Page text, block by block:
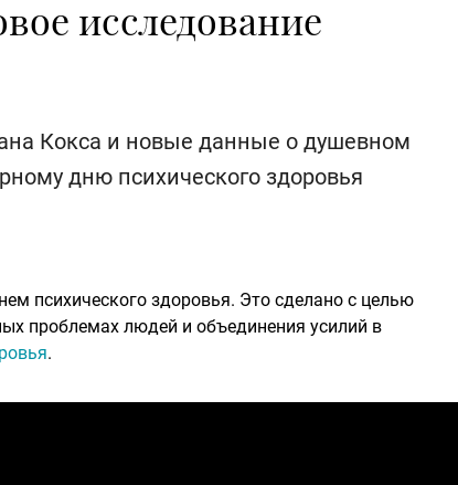
исследование
Кокса и новые данные о душевном
дню психического здоровья
психического здоровья. Это сделано с целью
проблемах людей и объединения усилий в
.